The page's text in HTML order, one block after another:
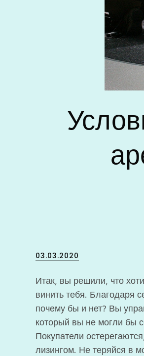
Posted
03.03.2020
Итак, вы решили, что
винить тебя. Благодаря
почему бы и нет? Вы
который вы не могли бы
Покупатели
лизингом. Не теряйся в